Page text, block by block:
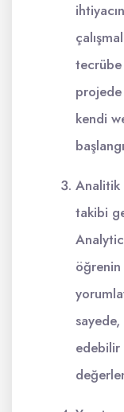
projede
kendi
Analitik
takibi
edebilir